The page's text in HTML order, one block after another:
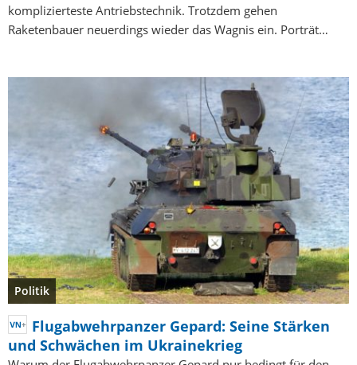
komplizierteste Antriebstechnik. Trotzdem gehen
Raketenbauer neuerdings wieder das Wagnis ein. Porträt…
Politik
Flugabwehrpanzer Gepard: Seine Stärken
und Schwächen im Ukrainekrieg